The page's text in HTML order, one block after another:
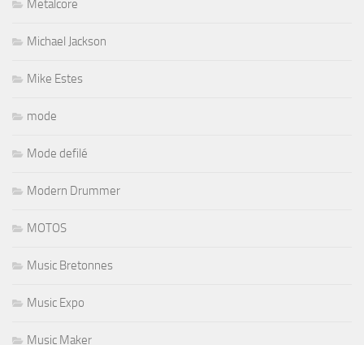
Metalcore
Michael Jackson
Mike Estes
mode
Mode defilé
Modern Drummer
MOTOS
Music Bretonnes
Music Expo
Music Maker